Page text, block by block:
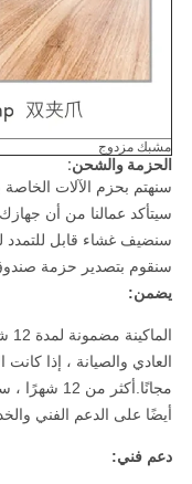
مشبك مزدوج
الحزمة والشحن:
سنهتم بحزم الآلات
سيتأكد عمالنا من أن
سنضيف غشاء قابل للتمدد
سنقوم بتصدير حزمة
يضمن:
العادي والصيانة ، إذا
أيضًا على الدعم الفني
دعم فني: